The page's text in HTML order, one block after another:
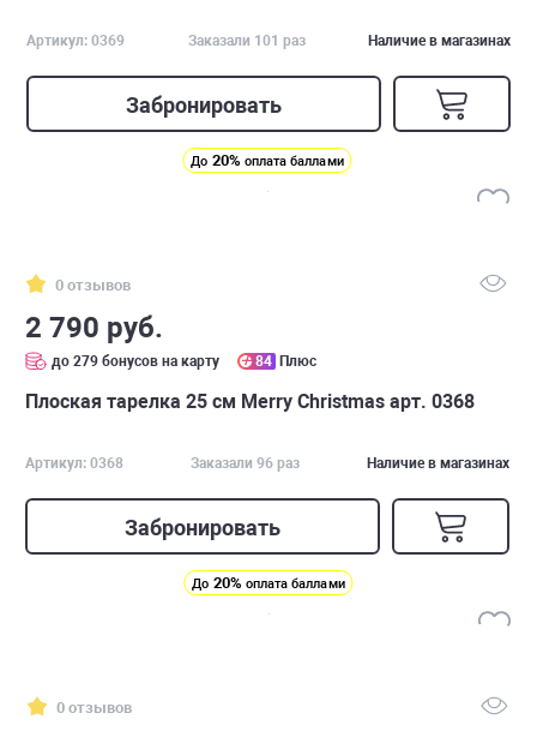
Артикул: 0369 Заказали 101 раз Наличие в магазинах
Забронировать
До 20% оплата баллами
0 отзывов
2 790 руб.
до 279 бонусов на карту 84 Плюс
Плоская тарелка 25 см Merry Christmas арт. 0368
Артикул: 0368 Заказали 96 раз Наличие в магазинах
Забронировать
До 20% оплата баллами
0 отзывов